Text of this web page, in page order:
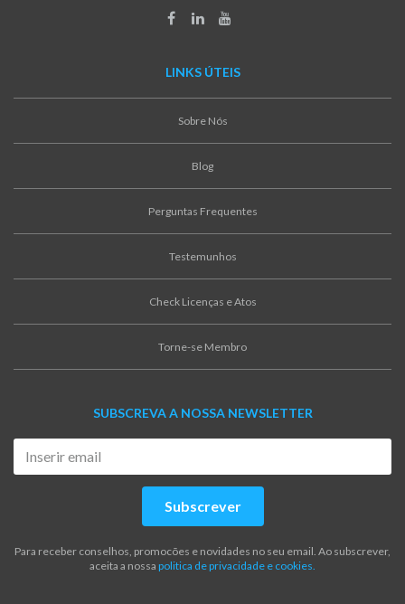
LINKS ÚTEIS
Sobre Nós
Blog
Perguntas Frequentes
Testemunhos
Check Licenças e Atos
Torne-se Membro
SUBSCREVA A NOSSA NEWSLETTER
Subscrever
Para receber conselhos, promocões e novidades no seu email. Ao subscrever,
aceita a nossa politica de privacidade e cookies.